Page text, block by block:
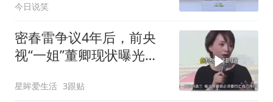
今日说笑
密春雷争议4年后，前央
视“一姐”董卿现状曝光，
星眸爱生活 3跟贴